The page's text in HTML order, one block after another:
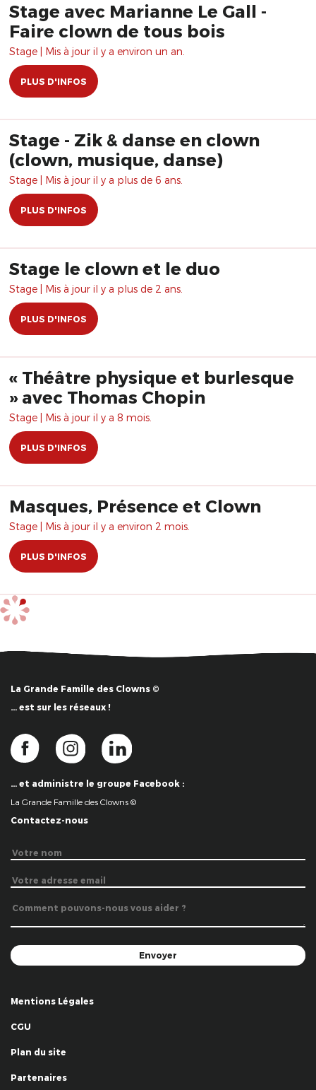
Stage avec Marianne Le Gall -
Faire clown de tous bois
Stage | Mis à jour il y a environ un an.
PLUS D'INFOS
Stage - Zik & danse en clown
(clown, musique, danse)
Stage | Mis à jour il y a plus de 6 ans.
PLUS D'INFOS
Stage le clown et le duo
Stage | Mis à jour il y a plus de 2 ans.
PLUS D'INFOS
« Théâtre physique et burlesque
» avec Thomas Chopin
Stage | Mis à jour il y a 8 mois.
PLUS D'INFOS
Masques, Présence et Clown
Stage | Mis à jour il y a environ 2 mois.
PLUS D'INFOS
La Grande Famille des Clowns ©
… est sur les réseaux !
… et administre le groupe Facebook :
La Grande Famille des Clowns ©
Contactez-nous
Mentions Légales
CGU
Plan du site
Partenaires